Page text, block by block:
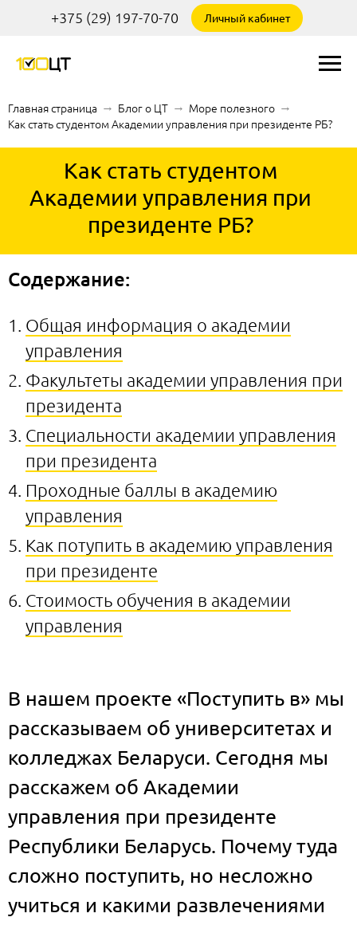
+375 (29) 197-70-70 Личный кабинет
Главная страница → Блог о ЦТ → Море полезного →
Как стать студентом Академии управления при президенте РБ?
Как стать студентом
Академии управления при
президенте РБ?
Содержание:
Общая информация о академии
управления
Факультеты академии управления при
президента
Специальности академии управления
при президента
Проходные баллы в академию
управления
Как потупить в академию управления
при президенте
Стоимость обучения в академии
управления
В нашем проекте «Поступить в» мы
рассказываем об университетах и
колледжах Беларуси. Сегодня мы
расскажем об Академии
управления при президенте
Республики Беларусь. Почему туда
сложно поступить, но несложно
учиться и какими развлечениями